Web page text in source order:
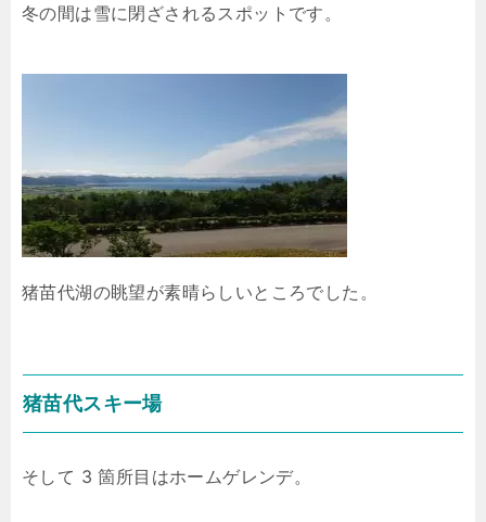
冬の間は雪に閉ざされるスポットです。
猪苗代湖の眺望が素晴らしいところでした。
猪苗代スキー場
そして 3 箇所目はホームゲレンデ。